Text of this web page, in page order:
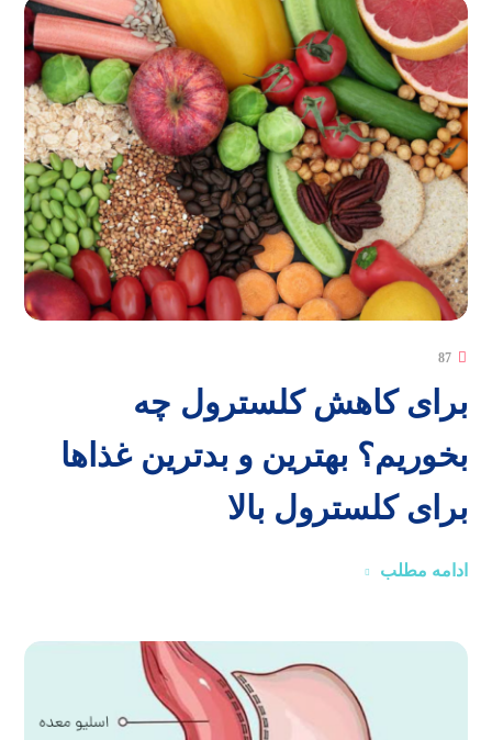
87
برای کاهش کلسترول چه
بخوریم؟ بهترین و بدترین غذاها
برای کلسترول بالا
ادامه مطلب